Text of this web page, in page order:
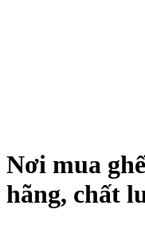
Nơi mua
hãng, chất